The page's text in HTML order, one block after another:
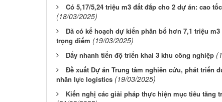
Có 5,17/5,24 triệu m3 đất đắp cho 2 dự án: cao
(18/03/2025)
Đã có kế hoạch dự kiến phân bổ hơn 7,1 triệu
trọng điểm (19/03/2025)
Đẩy nhanh tiến độ triển khai 3 khu công nghiệp
Đề xuất Dự án Trung tâm nghiên cứu, phát triển
nhân lực logistics (19/03/2025)
Kiến nghị các giải pháp thực hiện mục tiêu tăng